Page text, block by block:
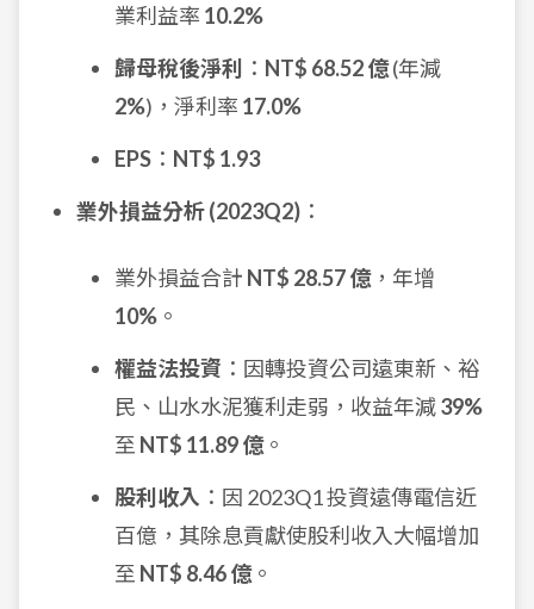
業利益率 10.2%
歸母稅後淨利
： NT$ 68.52 億(年減
2%)，淨利率 17.0%
EPS ： NT$ 1.93
業外損益分析 (2023Q2) ：
業外損益合計 NT$ 28.57 億，年增
10% 。
權益法投資 ：因轉投資公司遠東新、裕
民、山水水泥獲利走弱，收益年減39%
至 NT$ 11.89 億。
股利收入 ：因 2023Q1 投資遠傳電信近
百億，其除息貢獻使股利收入大幅增加
至 NT$ 8.46 億。